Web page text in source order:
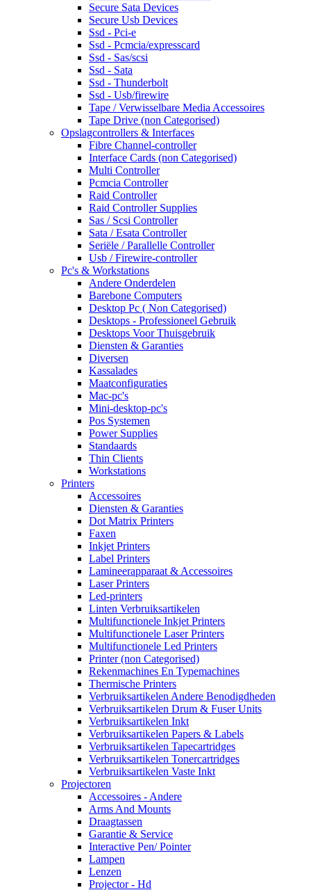
Secure Sata Devices
Secure Usb Devices
Ssd - Pci-e
Ssd - Pcmcia/expresscard
Ssd - Sas/scsi
Ssd - Sata
Ssd - Thunderbolt
Ssd - Usb/firewire
Tape / Verwisselbare Media Accessoires
Tape Drive (non Categorised)
Opslagcontrollers & Interfaces
Fibre Channel-controller
Interface Cards (non Categorised)
Multi Controller
Pcmcia Controller
Raid Controller
Raid Controller Supplies
Sas / Scsi Controller
Sata / Esata Controller
Seriële / Parallelle Controller
Usb / Firewire-controller
Pc's & Workstations
Andere Onderdelen
Barebone Computers
Desktop Pc ( Non Categorised)
Desktops - Professioneel Gebruik
Desktops Voor Thuisgebruik
Diensten & Garanties
Diversen
Kassalades
Maatconfiguraties
Mac-pc's
Mini-desktop-pc's
Pos Systemen
Power Supplies
Standaards
Thin Clients
Workstations
Printers
Accessoires
Diensten & Garanties
Dot Matrix Printers
Faxen
Inkjet Printers
Label Printers
Lamineerapparaat & Accessoires
Laser Printers
Led-printers
Linten Verbruiksartikelen
Multifunctionele Inkjet Printers
Multifunctionele Laser Printers
Multifunctionele Led Printers
Printer (non Categorised)
Rekenmachines En Typemachines
Thermische Printers
Verbruiksartikelen Andere Benodigdheden
Verbruiksartikelen Drum & Fuser Units
Verbruiksartikelen Inkt
Verbruiksartikelen Papers & Labels
Verbruiksartikelen Tapecartridges
Verbruiksartikelen Tonercartridges
Verbruiksartikelen Vaste Inkt
Projectoren
Accessoires - Andere
Arms And Mounts
Draagtassen
Garantie & Service
Interactive Pen/ Pointer
Lampen
Lenzen
Projector - Hd